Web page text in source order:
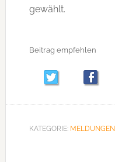
gewählt.
Beitrag empfehlen
KATEGORIE: MELDUNGEN